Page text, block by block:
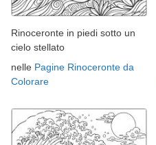
Rinoceronte in piedi sotto un
cielo stellato
nelle Pagine Rinoceronte da
Colorare